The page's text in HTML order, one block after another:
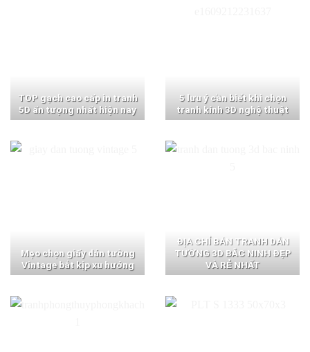
TOP gạch cao cấp in tranh
5D ấn tượng nhất hiện nay
5 lưu ý cần biết khi chọn
tranh kính 3D nghệ thuật
Mẹo chọn giấy dán tường
Vintage bắt kịp xu hướng
ĐỊA CHỈ BÁN TRANH DÁN
TƯỜNG 3D BẮC NINH ĐẸP
VÀ RẺ NHẤT